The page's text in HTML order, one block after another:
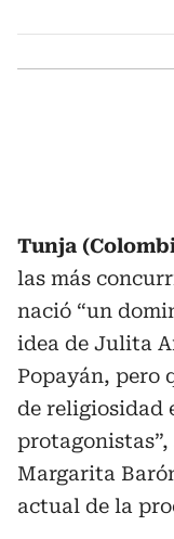
Tunja
las más
nació “un
idea de Julita
Popayán, pero
de religiosidad
protagonistas”,
Margarita
actual de la